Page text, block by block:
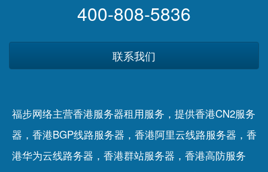
400-808-5836
联系我们
福步网络主营香港服务器租用服务，提供香港CN2服务
器，香港BGP线路服务器，香港阿里云线路服务器，香
港华为云线路务器，香港群站服务器，香港高防服务